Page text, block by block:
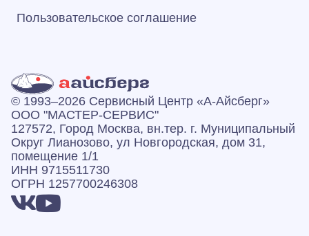
Пользовательское соглашение
© 1993–2026 Сервисный Центр «А‑Айсберг»
ООО "МАСТЕР-СЕРВИС"
127572, Город Москва, вн.тер. г. Муниципальный
Округ Лианозово, ул Новгородская, дом 31,
помещение 1/1
ИНН 9715511730
ОГРН 1257700246308